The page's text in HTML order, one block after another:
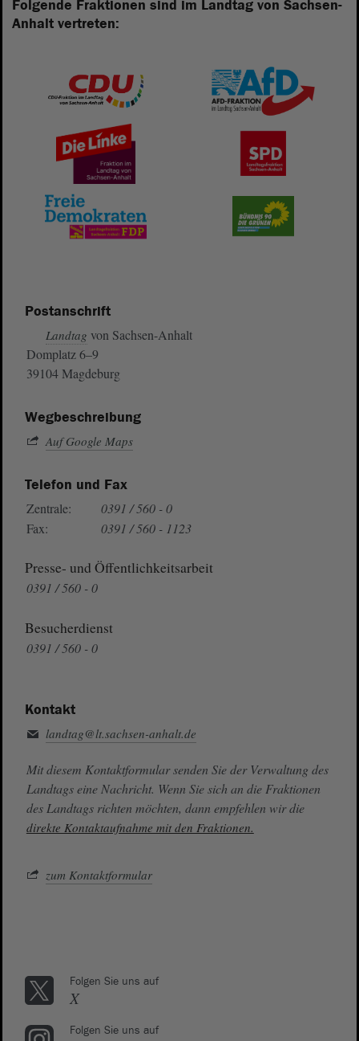
Folgende Fraktionen sind im Landtag von Sachsen-
Anhalt vertreten:
Postanschrift
Landtag von Sachsen-Anhalt
Domplatz 6–9
39104 Magdeburg
Wegbeschreibung
Auf Google Maps
Telefon und Fax
Zentrale:
0391 / 560 - 0
Fax:
0391 / 560 - 1123
Presse- und Öffentlichkeitsarbeit
0391 / 560 - 0
Besucherdienst
0391 / 560 - 0
Kontakt
landtag@lt.sachsen-anhalt.de
Mit diesem Kontaktformular senden Sie der Verwaltung des
Landtags eine Nachricht. Wenn Sie sich an die Fraktionen
des Landtags richten möchten, dann empfehlen wir die
direkte Kontaktaufnahme mit den Fraktionen.
zum Kontaktformular
Folgen Sie uns auf
X
Folgen Sie uns auf